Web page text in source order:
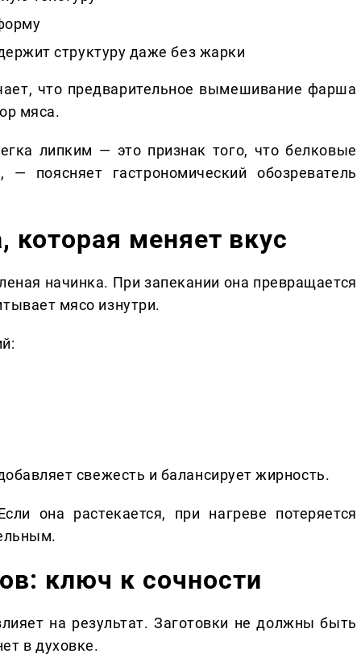
структуру даже без жарки
что предварительное вымешивание фарша
мяса.
липким — это признак того, что белковые
— поясняет гастрономический обозреватель
которая меняет вкус
начинка. При запекании она превращается
мясо изнутри.
свежесть и балансирует жирность.
она растекается, при нагреве потеряется
ключ к сочности
на результат. Заготовки не должны быть
в духовке.